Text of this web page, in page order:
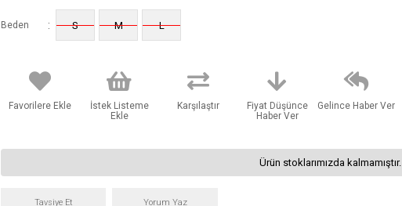
Beden : S M L
Favorilere Ekle
İstek Listeme
Ekle
Karşılaştır
Fiyat Düşünce
Haber Ver
Gelince Haber Ver
Ürün stoklarımızda kalmamıştır.
Tavsiye Et Yorum Yaz